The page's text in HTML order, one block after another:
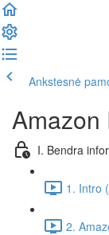
Ankstesnė
Amazon
I. Bendra
1. Intro
2.